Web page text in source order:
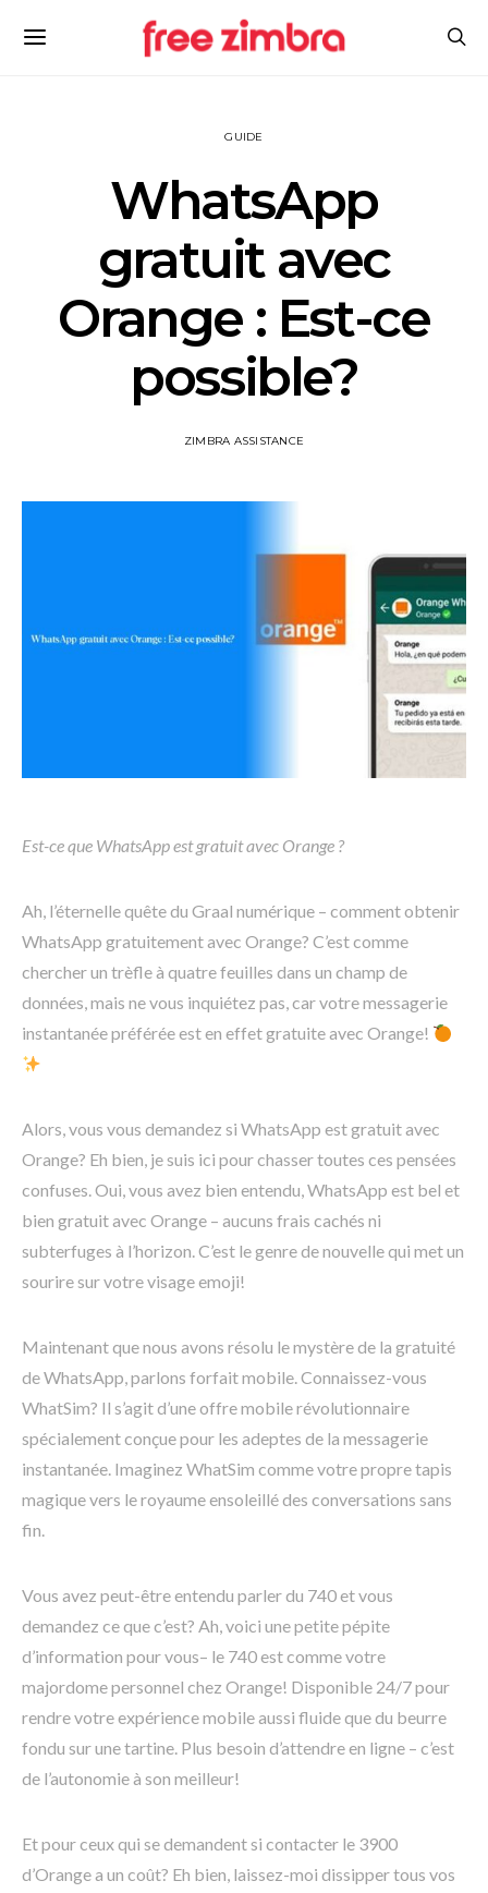
GUIDE
WhatsApp
gratuit avec
Orange : Est-ce
possible?
ZIMBRA ASSISTANCE
Est-ce que WhatsApp est gratuit avec Orange ?
Ah, l’éternelle quête du Graal numérique – comment obtenir
WhatsApp gratuitement avec Orange? C’est comme
chercher un trèfle à quatre feuilles dans un champ de
données, mais ne vous inquiétez pas, car votre messagerie
instantanée préférée est en effet gratuite avec Orange!
Alors, vous vous demandez si WhatsApp est gratuit avec
Orange? Eh bien, je suis ici pour chasser toutes ces pensées
confuses. Oui, vous avez bien entendu, WhatsApp est bel et
bien gratuit avec Orange – aucuns frais cachés ni
subterfuges à l’horizon. C’est le genre de nouvelle qui met un
sourire sur votre visage emoji!
Maintenant que nous avons résolu le mystère de la gratuité
de WhatsApp, parlons forfait mobile. Connaissez-vous
WhatSim? Il s’agit d’une offre mobile révolutionnaire
spécialement conçue pour les adeptes de la messagerie
instantanée. Imaginez WhatSim comme votre propre tapis
magique vers le royaume ensoleillé des conversations sans
fin.
Vous avez peut-être entendu parler du 740 et vous
demandez ce que c’est? Ah, voici une petite pépite
d’information pour vous– le 740 est comme votre
majordome personnel chez Orange! Disponible 24/7 pour
rendre votre expérience mobile aussi fluide que du beurre
fondu sur une tartine. Plus besoin d’attendre en ligne – c’est
de l’autonomie à son meilleur!
Et pour ceux qui se demandent si contacter le 3900
d’Orange a un coût? Eh bien, laissez-moi dissipper tous vos